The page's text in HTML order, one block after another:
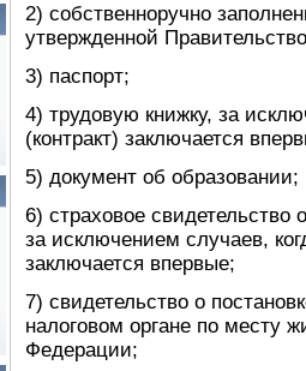
2) собственноручно
утвержденной
3) паспорт;
4) трудовую книжку, за
(контракт) заключается
5) документ об образовании;
6) страховое свидетельство
за исключением случаев,
заключается впервые;
7) свидетельство о
налоговом органе по месту
Федерации;